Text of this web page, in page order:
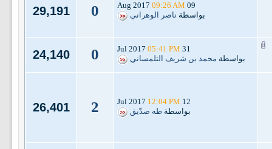
09 Aug 2017
09:26 AM
بواسطة ناصر الوهراني 0
29,191
31 Jul 2017
05:41 PM
بواسطة محمد بن شريف التلمساني 0
24,140
12 Jul 2017
12:04 PM
بواسطة طه صدّيق 2
26,401